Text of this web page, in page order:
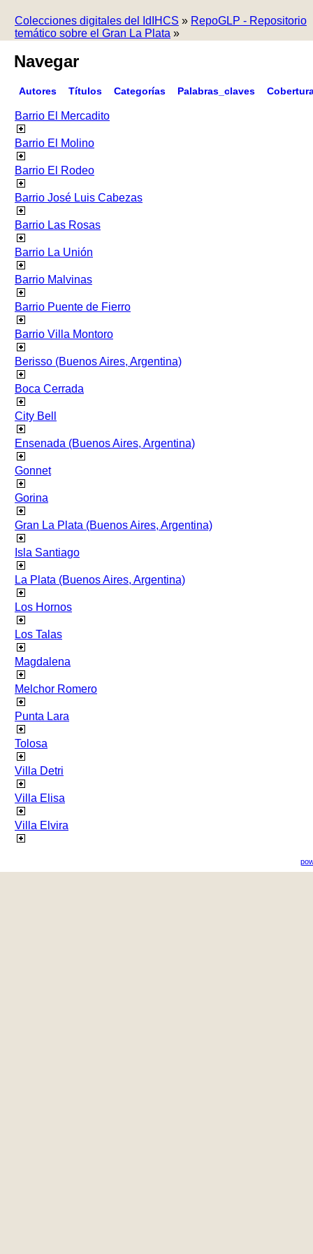
Colecciones digitales del IdIHCS » RepoGLP - Repositorio
temático sobre el Gran La Plata »
Navegar
Autores Títulos Categorías Palabras_claves
Barrio El Mercadito
Barrio El Molino
Barrio El Rodeo
Barrio José Luis Cabezas
Barrio Las Rosas
Barrio La Unión
Barrio Malvinas
Barrio Puente de Fierro
Barrio Villa Montoro
Berisso (Buenos Aires, Argentina)
Boca Cerrada
City Bell
Ensenada (Buenos Aires, Argentina)
Gonnet
Gorina
Gran La Plata (Buenos Aires, Argentina)
Isla Santiago
La Plata (Buenos Aires, Argentina)
Los Hornos
Los Talas
Magdalena
Melchor Romero
Punta Lara
Tolosa
Villa Detri
Villa Elisa
Villa Elvira